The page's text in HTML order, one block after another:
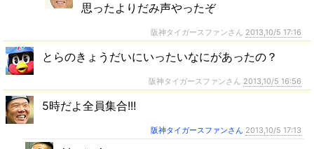
思ったよりだみ声やったぞ
阪神タイガースファンさん 2013,10/5 17:16
とらのきょうだいにいったいなにがあったの？
阪神タイガースファンさん 2013,10/5 16:56
5時だよ全員集合!!!
阪神タイガースファンさん 2013,10/5 17:13